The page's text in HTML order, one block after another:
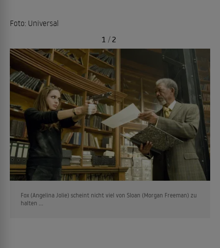
Foto: Universal
Fox (Angelina Jolie) scheint nicht viel von Sloan (Morgan Freeman) zu
halten ...
1 / 2